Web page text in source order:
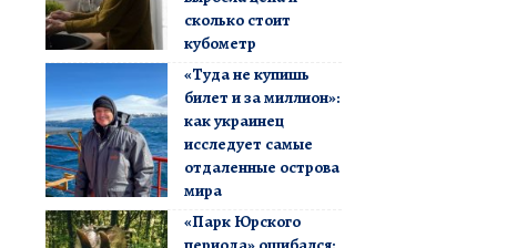
сколько стоит
кубометр
«Туда не купишь
билет и за миллион»:
как украинец
исследует самые
отдаленные острова
мира
«Парк Юрского